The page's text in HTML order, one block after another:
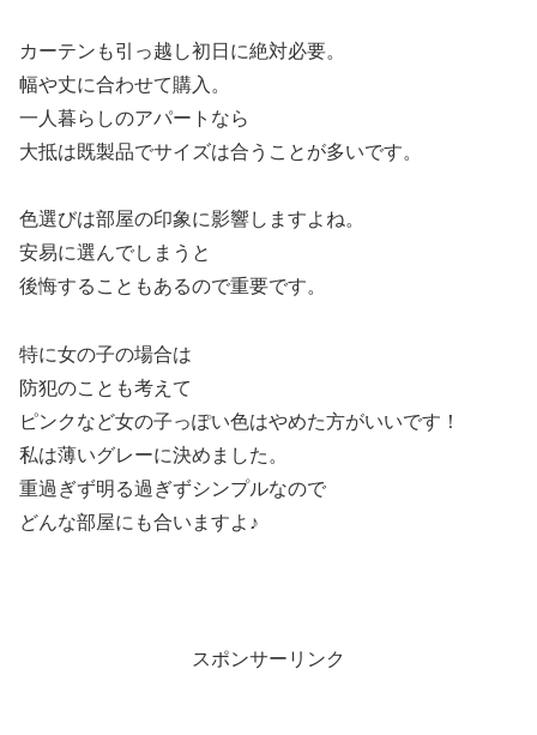
カーテンも引っ越し初日に絶対必要。
幅や丈に合わせて購入。
一人暮らしのアパートなら
大抵は既製品でサイズは合うことが多いです。
色選びは部屋の印象に影響しますよね。
安易に選んでしまうと
後悔することもあるので重要です。
特に女の子の場合は
防犯のことも考えて
ピンクなど女の子っぽい色はやめた方がいいです！
私は薄いグレーに決めました。
重過ぎず明る過ぎずシンプルなので
どんな部屋にも合いますよ♪
スポンサーリンク